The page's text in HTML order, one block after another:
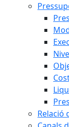
Relació